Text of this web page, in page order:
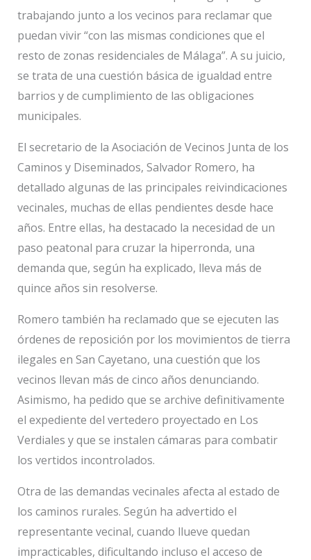
trabajando junto a los vecinos para reclamar que
puedan vivir “con las mismas condiciones que el
resto de zonas residenciales de Málaga”. A su juicio,
se trata de una cuestión básica de igualdad entre
barrios y de cumplimiento de las obligaciones
municipales.
El secretario de la Asociación de Vecinos Junta de los
Caminos y Diseminados, Salvador Romero, ha
detallado algunas de las principales reivindicaciones
vecinales, muchas de ellas pendientes desde hace
años. Entre ellas, ha destacado la necesidad de un
paso peatonal para cruzar la hiperronda, una
demanda que, según ha explicado, lleva más de
quince años sin resolverse.
Romero también ha reclamado que se ejecuten las
órdenes de reposición por los movimientos de tierra
ilegales en San Cayetano, una cuestión que los
vecinos llevan más de cinco años denunciando.
Asimismo, ha pedido que se archive definitivamente
el expediente del vertedero proyectado en Los
Verdiales y que se instalen cámaras para combatir
los vertidos incontrolados.
Otra de las demandas vecinales afecta al estado de
los caminos rurales. Según ha advertido el
representante vecinal, cuando llueve quedan
impracticables, dificultando incluso el acceso de